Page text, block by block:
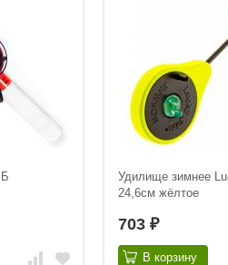
Удилище зимнее
24,6см жёлтое
703 ₽
В корзину